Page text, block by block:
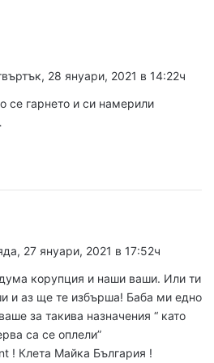
28 януари, 2021 в 14:22ч
се гарнето и си намерили
27 януари, 2021 в 17:52ч
корупция и наши ваши. Или ти
и аз ще те избърша! Баба ми едно
за такива назначения “ като
са се оплели”
! Клета Майка България !